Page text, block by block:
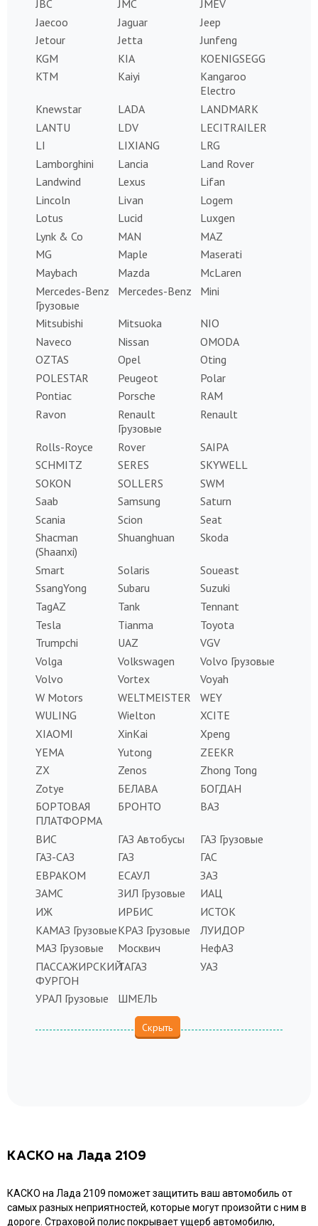
JBC
JMC
JMEV
Jaecoo
Jaguar
Jeep
Jetour
Jetta
Junfeng
KGM
KIA
KOENIGSEGG
KTM
Kaiyi
Kangaroo
Electro
Knewstar
LADA
LANDMARK
LANTU
LDV
LECITRAILER
LI
LIXIANG
LRG
Lamborghini
Lancia
Land Rover
Landwind
Lexus
Lifan
Lincoln
Livan
Logem
Lotus
Lucid
Luxgen
Lynk & Co
MAN
MAZ
MG
Maple
Maserati
Maybach
Mazda
McLaren
Mercedes-Benz
Грузовые
Mercedes-Benz Mini
Mitsubishi Mitsuoka
NIO
Naveco
Nissan
OMODA
OZTAS
Opel
Oting
POLESTAR
Peugeot
Polar
Pontiac
Porsche
RAM
Ravon
Renault
Грузовые
Renault
Rolls-Royce Rover
SAIPA
SCHMITZ
SERES
SKYWELL
SOKON
SOLLERS
SWM
Saab
Samsung
Saturn
Scania
Scion
Seat
Shacman
(Shaanxi)
Shuanghuan Skoda
Smart Solaris
Soueast
SsangYong
Subaru
Suzuki
TagAZ
Tank
Tennant
Tesla
Tianma
Toyota
Trumpchi
UAZ
VGV
Volga
Volkswagen
Volvo Грузовые
Volvo
Vortex
Voyah
W Motors
WELTMEISTER
WEY
WULING
Wielton
XCITE
XIAOMI
XinKai
Xpeng
YEMA
Yutong
ZEEKR
ZX
Zenos
Zhong Tong
Zotye
БЕЛАВА
БОГДАН
БОРТОВАЯ
ПЛАТФОРМА
БРОНТО ВАЗ
ВИС ГАЗ Автобусы
ГАЗ Грузовые
ГАЗ-САЗ
ГАЗ
ГАС
ЕВРАКОМ
ЕСАУЛ
ЗАЗ
ЗАМС
ЗИЛ Грузовые
ИАЦ
ИЖ
ИРБИС
ИСТОК
КАМАЗ ГрузовыеКРАЗ Грузовые
ЛУИДОР
МАЗ Грузовые
Москвич
НефАЗ
ПАССАЖИРСКИЙ
ФУРГОН
ТАГАЗ УАЗ
УРАЛ Грузовые ШМЕЛЬ
КАСКО на Лада 2109
КАСКО на Лада 2109 поможет защитить ваш автомобиль от
самых разных неприятностей, которые могут произойти с ним в
дороге. Страховой полис покрывает ущерб автомобилю,